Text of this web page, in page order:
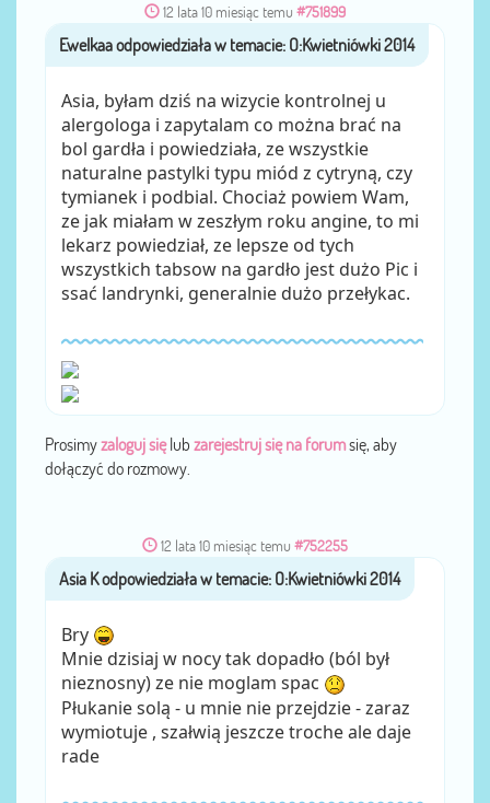
12 lata 10 miesiąc temu #751899
przezEwelkaa
Asia, byłam dziś na wizycie kontrolnej u
alergologa i zapytalam co można brać na
bol gardła i powiedziała, ze wszystkie
naturalne pastylki typu miód z cytryną, czy
tymianek i podbial. Chociaż powiem Wam,
ze jak miałam w zeszłym roku angine, to mi
lekarz powiedział, ze lepsze od tych
wszystkich tabsow na gardło jest dużo Pic i
ssać landrynki, generalnie dużo przełykac.
Prosimyzaloguj sięlub zarejestruj się na forumsię, aby
dołączyć do rozmowy.
12 lata 10 miesiąc temu #752255
przezAsia K
Bry
Mnie dzisiaj w nocy tak dopadło (ból był
nieznosny) ze nie moglam spac
Płukanie solą - u mnie nie przejdzie - zaraz
wymiotuje , szałwią jeszcze troche ale daje
rade